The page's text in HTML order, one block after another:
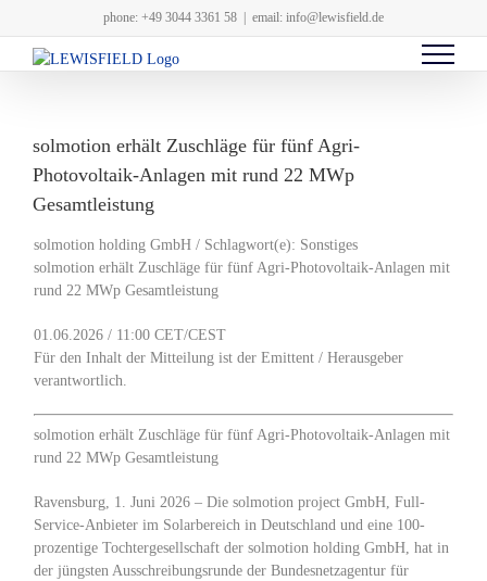
Inhalt
springen
phone: +49 3044 3361 58 email: info@lewisfield.de
solmotion erhält Zuschläge für fünf Agri-
Photovoltaik-Anlagen mit rund 22 MWp
Gesamtleistung
solmotion holding GmbH / Schlagwort(e): Sonstiges
solmotion erhält Zuschläge für fünf Agri-Photovoltaik-Anlagen mit
rund 22 MWp Gesamtleistung
01.06.2026 / 11:00 CET/CEST
Für den Inhalt der Mitteilung ist der Emittent / Herausgeber
verantwortlich.
solmotion erhält Zuschläge für fünf Agri-Photovoltaik-Anlagen mit
rund 22 MWp Gesamtleistung
Ravensburg, 1. Juni 2026 – Die solmotion project GmbH, Full-
Service-Anbieter im Solarbereich in Deutschland und eine 100-
prozentige Tochtergesellschaft der solmotion holding GmbH, hat in
der jüngsten Ausschreibungsrunde der Bundesnetzagentur für